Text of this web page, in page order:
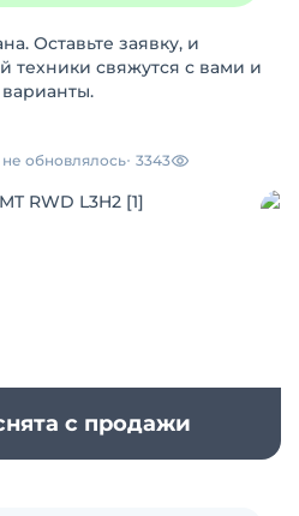
Оставьте заявку, и
техники свяжутся с вами и
обновлялось 3343
с продажи